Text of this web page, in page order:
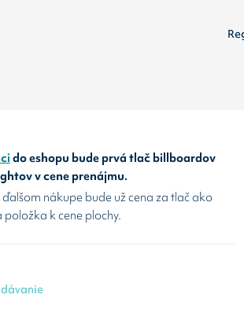
do eshopu bude prvá tlač billboardov
v cene prenájmu.
nákupe bude už cena za tlač ako
k cene plochy.